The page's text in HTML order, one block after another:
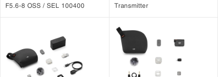
F5.6-8 OSS / SEL 100400
Transmitter